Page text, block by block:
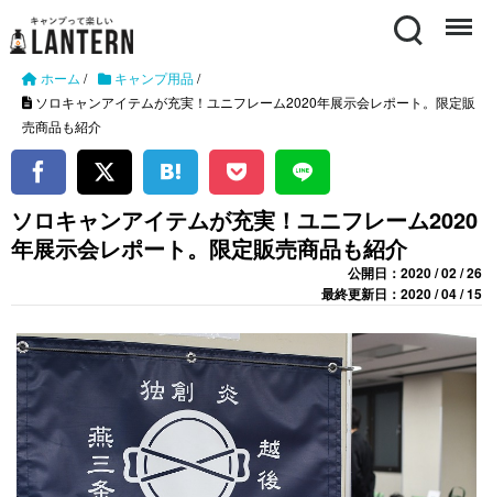
Search Menu
ホーム / キャンプ用品/
ソロキャンアイテムが充実！ユニフレーム2020年展示会レポート。限定販
売商品も紹介
ソロキャンアイテムが充実！ユニフレーム2020
年展示会レポート。限定販売商品も紹介
公開日：2020 / 02 / 26
最終更新日：2020 / 04 / 15